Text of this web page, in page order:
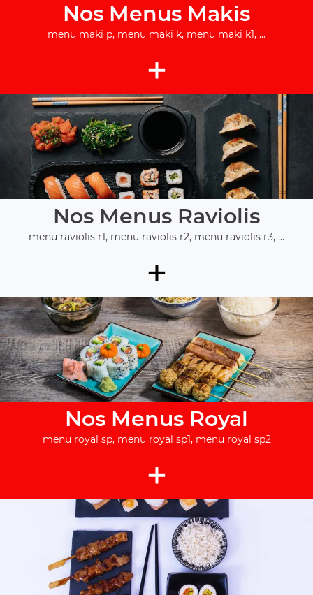
Nos Menus Makis
menu maki p, menu maki k, menu maki k1, ...
+
Nos Menus Raviolis
menu raviolis r1, menu raviolis r2, menu raviolis r3, ...
+
Nos Menus Royal
menu royal sp, menu royal sp1, menu royal sp2
+